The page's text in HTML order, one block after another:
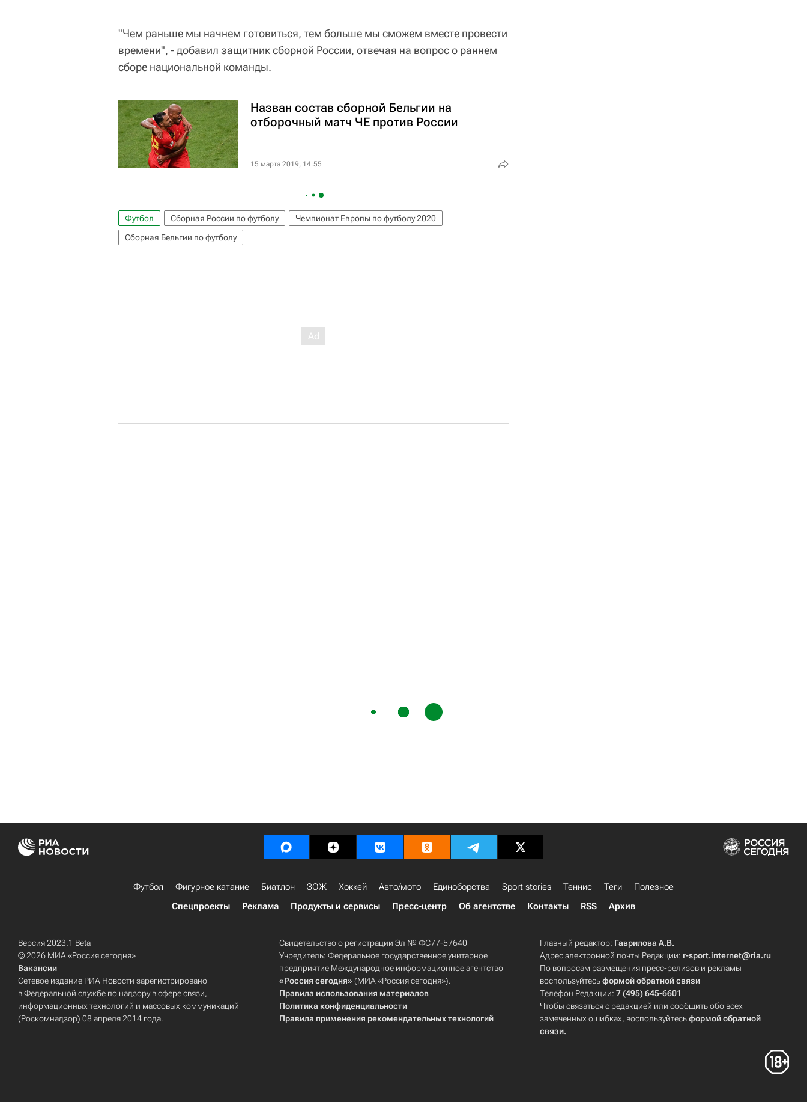
"Чем раньше мы начнем готовиться, тем больше мы сможем вместе провести
времени", - добавил защитник сборной России, отвечая на вопрос о раннем
сборе национальной команды.
Назван состав сборной Бельгии на
отборочный матч ЧЕ против России
15 марта 2019, 14:55
Футбол Сборная России по футболу
Чемпионат Европы по футболу 2020
Сборная Бельгии по футболу
Футбол Фигурное катание Биатлон ЗОЖ Хоккей Авто/мото Единоборства Sport stories Теннис Теги
Полезное
Спецпроекты
Реклама Продукты и сервисы Пресс-центр Об агентстве Контакты RSS Архив
Версия 2023.1 Beta
© 2026 МИА «Россия сегодня»
Вакансии
Сетевое издание РИА Новости зарегистрировано
в Федеральной службе по надзору в сфере связи,
информационных технологий и массовых коммуникаций
(Роскомнадзор) 08 апреля 2014 года.
Свидетельство о регистрации Эл № ФС77-57640
Учредитель: Федеральное государственное унитарное
предприятие Международное информационное агентство
«Россия сегодня» (МИА «Россия сегодня»).
Правила использования материалов
Политика конфиденциальности
Правила применения рекомендательных технологий
Главный редактор: Гаврилова А.В.
Адрес электронной почты Редакции: r-sport.internet@ria.ru
По вопросам размещения пресс-релизов и рекламы
воспользуйтесьформой обратной связи
Телефон Редакции:7 (495) 645-6601
Чтобы связаться с редакцией или сообщить обо всех
замеченных ошибках, воспользуйтесьформой обратной
связи.